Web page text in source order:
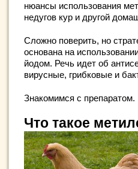
нюансы использования
недугов кур и другой
Сложно поверить, но
основана на
йодом. Речь идет об
вирусные, грибковые и
Знакомимся с препаратом.
Что такое